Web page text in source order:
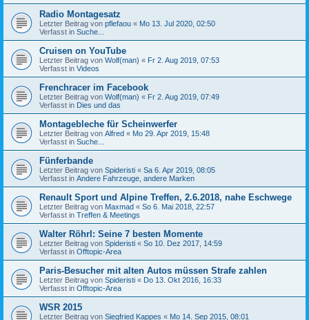
Radio Montagesatz
Letzter Beitrag von pflefaou « Mo 13. Jul 2020, 02:50
Verfasst in Suche...
Cruisen on YouTube
Letzter Beitrag von Wolf(man) « Fr 2. Aug 2019, 07:53
Verfasst in Videos
Frenchracer im Facebook
Letzter Beitrag von Wolf(man) « Fr 2. Aug 2019, 07:49
Verfasst in Dies und das
Montagebleche für Scheinwerfer
Letzter Beitrag von Alfred « Mo 29. Apr 2019, 15:48
Verfasst in Suche...
Fünferbande
Letzter Beitrag von Spideristi « Sa 6. Apr 2019, 08:05
Verfasst in Andere Fahrzeuge, andere Marken
Renault Sport und Alpine Treffen, 2.6.2018, nahe Eschwege
Letzter Beitrag von Maxmad « So 6. Mai 2018, 22:57
Verfasst in Treffen & Meetings
Walter Röhrl: Seine 7 besten Momente
Letzter Beitrag von Spideristi « So 10. Dez 2017, 14:59
Verfasst in Offtopic-Area
Paris-Besucher mit alten Autos müssen Strafe zahlen
Letzter Beitrag von Spideristi « Do 13. Okt 2016, 16:33
Verfasst in Offtopic-Area
WSR 2015
Letzter Beitrag von Siegfried Kappes « Mo 14. Sep 2015, 08:01